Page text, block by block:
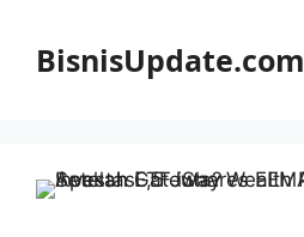
BisnisUpdate.com